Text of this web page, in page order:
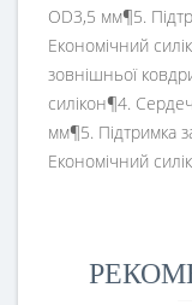
OD3,5 мм¶5.
Економічний
зовнішньої
силікон¶4.
мм¶5. Підтримка
Економічний